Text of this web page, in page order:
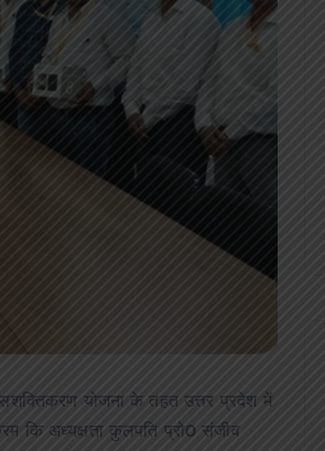
योजना के तहत उत्तर प्रदेश में
कि अध्यक्षता कुलपति प्रो0 संजीव
बाबा बैद्यनाथ धाम से दर्शन कर लौट रहे
की कार खड़े ट्रेलर में घुसी,तीन
news8pmtoday August 6, 2026